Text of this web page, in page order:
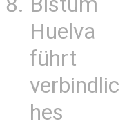
Huelva
führt
verbindlic
hes